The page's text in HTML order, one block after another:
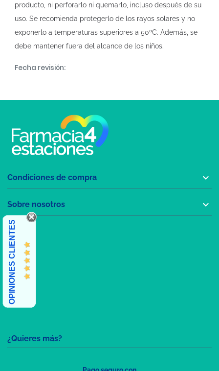
producto, ni perforarlo ni quemarlo, incluso después de su
uso. Se recomienda protegerlo de los rayos solares y no
exponerlo a temperaturas superiores a 50ºC. Además, se
debe mantener fuera del alcance de los niños.
Fecha revisión:
¿Quieres más?
Condiciones de compra 
Sobre nosotros 
OPINIONES CLIENTES